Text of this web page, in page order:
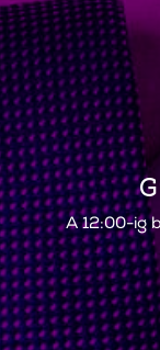
A 12:00-ig